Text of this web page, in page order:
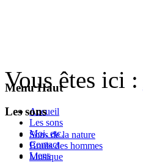
Menu Haut
Accueil
Les sons
Moi, etc.
Contact
Liens
Vous êtes ici :
Les sons
Sons de la nature
Bruits des hommes
Musique